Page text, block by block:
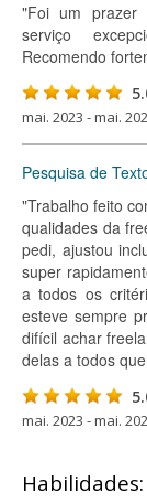
"Foi um prazer
serviço
Recomendo
mai. 2023 - mai.
Pesquisa de
"Trabalho feito
qualidades da
pedi, ajustou
super
a todos os
esteve sempre
difícil achar
delas a todos
mai. 2023 - mai.
Habilidades: